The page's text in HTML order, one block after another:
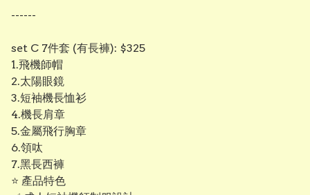
------
set C 7件套 (有長褲): $325
1.飛機師帽
2.太陽眼鏡
3.短袖機長恤衫
4.機長肩章
5.金屬飛行胸章
6.領呔
7.黑長西褲
⭐ 產品特色